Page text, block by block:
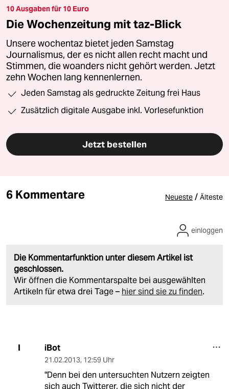
10 Ausgaben für 10 Euro
Die Wochenzeitung mit taz-Blick
Unsere wochentaz bietet jeden Samstag
Journalismus, der es nicht allen recht macht und
Stimmen, die woanders nicht gehört werden. Jetzt
zehn Wochen lang kennenlernen.
Jeden Samstag als gedruckte Zeitung frei Haus
Zusätzlich digitale Ausgabe inkl. Vorlesefunktion
Jetzt bestellen
6 Kommentare Neueste / Älteste
Die Kommentarfunktion unter diesem Artikel ist
geschlossen.
Wir öffnen die Kommentarspalte bei ausgewählten
Artikeln für etwa drei Tage – hier sind sie zu finden.
einloggen
I iBot
21.02.2013, 12:59 Uhr
"Denn bei den untersuchten Nutzern zeigten
sich auch Twitterer, die sich nicht der